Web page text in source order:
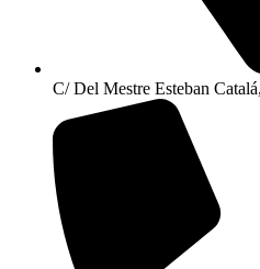
C/ Del Mestre Esteban